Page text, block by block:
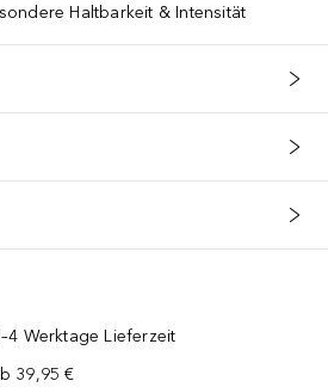
Haltbarkeit & Intensität
Werktage Lieferzeit
39,95 €